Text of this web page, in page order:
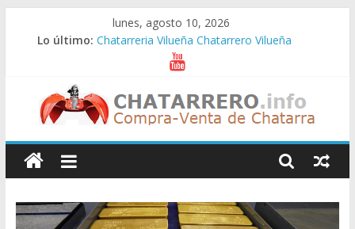
lunes, agosto 10, 2026
Lo último: Chatarreria Vilueña Chatarrero Vilueña
Chatarreria Zuera Chatarrero Zuera
Chatarreria Zaragoza Chatarrero Zaragoza
Chatarreria Zaida Chatarrero Zaida
Chatarreria Vistabella Chatarrero Vistabella
Chatarreros
–